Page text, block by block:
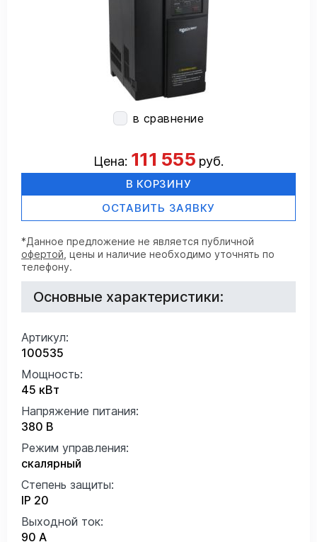
в сравнение
Цена: 111 555руб.
В КОРЗИНУ
ОСТАВИТЬ ЗАЯВКУ
*Данное предложение не является публичной
офертой , цены и наличие необходимо уточнять по
телефону.
Основные характеристики:
Артикул:
100535
Мощность:
45 кВт
Напряжение питания:
380 В
Режим управления:
скалярный
Степень защиты:
IP 20
Выходной ток:
90 А